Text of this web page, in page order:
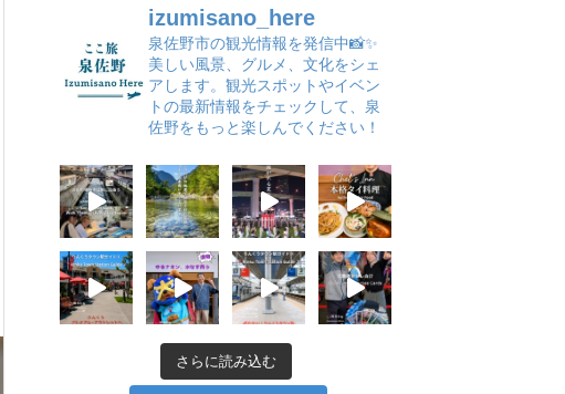
izumisano_here
泉佐野市の観光情報を発信中📸✨
美しい風景、グルメ、文化をシェ
アします。観光スポットやイベン
トの最新情報をチェックして、泉
佐野をもっと楽しんでください！
さらに読み込む